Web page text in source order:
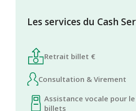
Les services du Cash
Retrait billet €
Consultation & Virement
Assistance vocale pour
billets